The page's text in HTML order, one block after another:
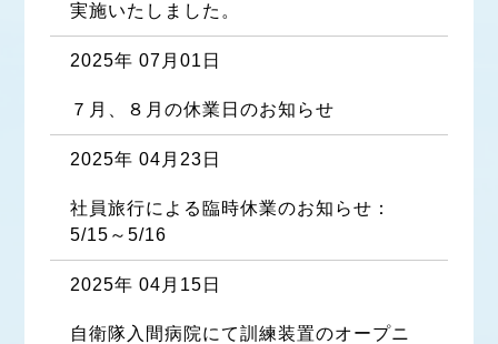
実施いたしました。
2025年 07月01日
７月、８月の休業日のお知らせ
2025年 04月23日
社員旅行による臨時休業のお知らせ：
5/15～5/16
2025年 04月15日
自衛隊入間病院にて訓練装置のオープニ